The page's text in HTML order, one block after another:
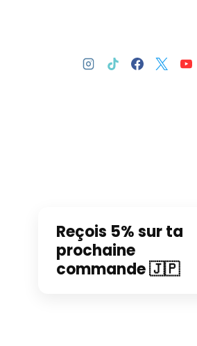
Reçois 5% sur ta
prochaine
commande 🇯🇵